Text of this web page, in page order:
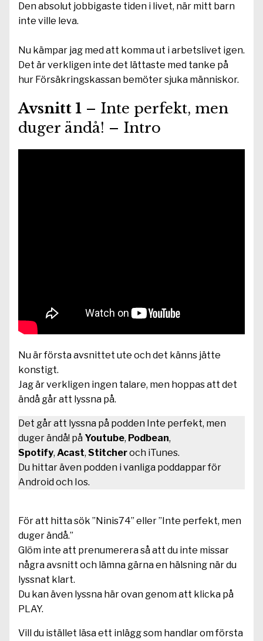
Den absolut jobbigaste tiden i livet, när mitt barn
inte ville leva.
Nu kämpar jag med att komma ut i arbetslivet igen.
Det är verkligen inte det lättaste med tanke på
hur Försäkringskassan bemöter sjuka människor.
Avsnitt 1 – Inte perfekt, men
duger ändå! – Intro
Nu är första avsnittet ute och det känns jätte
konstigt.
Jag är verkligen ingen talare, men hoppas att det
ändå går att lyssna på.
Det går att lyssna på podden Inte perfekt, men
duger ändå! på Youtube, Podbean,
Spotify, Acast, Stitcheroch iTunes.
Du hittar även podden i vanliga poddappar för
Android och Ios.
För att hitta sök ”Ninis74” eller ”Inte perfekt, men
duger ändå.”
Glöm inte att prenumerera så att du inte missar
några avsnitt och lämna gärna en hälsning när du
lyssnat klart.
Du kan även lyssna här ovan genom att klicka på
PLAY.
Vill du istället läsa ett inlägg som handlar om första